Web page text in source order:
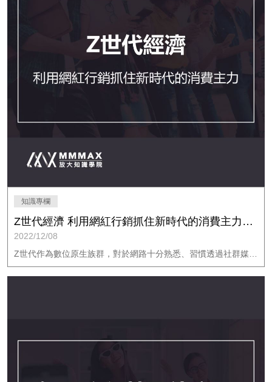
知識專欄
Z世代經濟 利用網紅行銷抓住新時代的消費主力｜放大知識學院
2022/12/08